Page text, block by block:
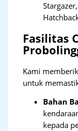
Fasilitas
Kami
untuk
Bahan
kepada